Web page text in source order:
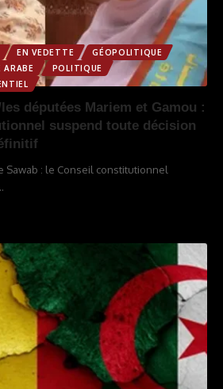
EN VEDETTE
GÉOPOLITIQUE
ARABE
POLITIQUE
députées Mariem et Gamou :
suspend toute décision
Sawab : le Conseil constitutionnel